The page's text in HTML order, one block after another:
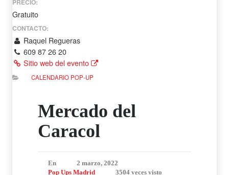
PRECIO:
Gratuito
CONTACTO:
Raquel Regueras
609 87 26 20
Sitio web del evento
CALENDARIO POP-UP
Mercado del
Caracol
En
2 marzo, 2022
Pop Ups Madrid
3504 veces visto